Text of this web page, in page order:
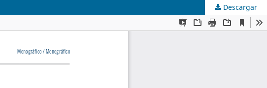
Descargar